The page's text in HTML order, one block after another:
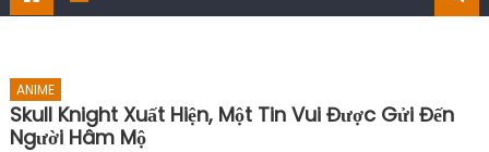
ANIME
Skull Knight Xuất Hiện, Một Tin Vui Được Gửi Đến
Người Hâm Mộ